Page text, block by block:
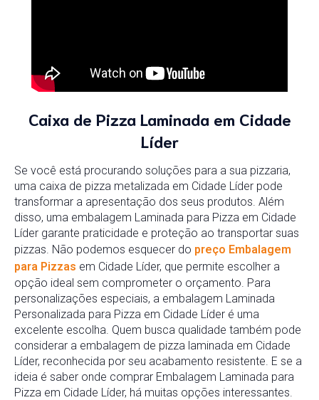
Caixa de Pizza Laminada em Cidade
Líder
Se você está procurando soluções para a sua pizzaria,
uma caixa de pizza metalizada em Cidade Líder pode
transformar a apresentação dos seus produtos. Além
disso, uma embalagem Laminada para Pizza em Cidade
Líder garante praticidade e proteção ao transportar suas
pizzas. Não podemos esquecer do preço Embalagem
para Pizzas em Cidade Líder, que permite escolher a
opção ideal sem comprometer o orçamento. Para
personalizações especiais, a embalagem Laminada
Personalizada para Pizza em Cidade Líder é uma
excelente escolha. Quem busca qualidade também pode
considerar a embalagem de pizza laminada em Cidade
Líder, reconhecida por seu acabamento resistente. E se a
ideia é saber onde comprar Embalagem Laminada para
Pizza em Cidade Líder, há muitas opções interessantes.